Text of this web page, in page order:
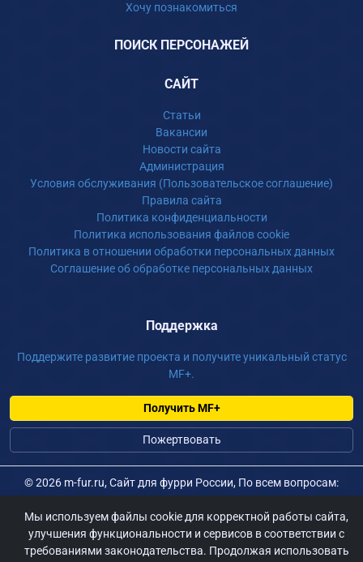
Хочу познакомиться
ПОИСК ПЕРСОНАЖЕЙ
САЙТ
Статьи
Вакансии
Новости сайта
Администрация
Условия обслуживания (Пользовательское соглашение)
Правила сайта
Политика конфиденциальности
Политика использования файлов cookie
Политика в отношении обработки персональных данных
Соглашение об обработке персональных данных
Поддержка
Поддержите развитие проекта и получите уникальный статус
MF+.
Получить MF+
Пожертвовать
©2026 m-fur.ru, Сайт для фурри России, По всем вопросам:
Мы используем файлы cookie для корректной работы сайта,
улучшения функциональности и сервисов в соответствии с
требованиями законодательства. Продолжая использовать